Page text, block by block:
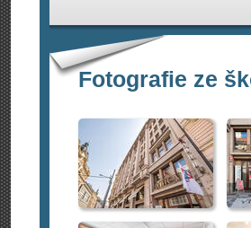
Fotografie ze